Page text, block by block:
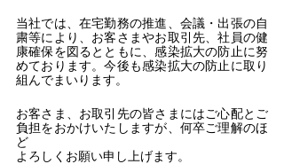
当社では、在宅勤務の推進、会議・出張の自
粛等により、お客さまやお取引先、社員の健
康確保を図るとともに、感染拡大の防止に努
めております。今後も感染拡大の防止に取り
組んでまいります。
お客さま、お取引先の皆さまにはご心配とご
負担をおかけいたしますが、何卒ご理解のほ
ど
よろしくお願い申し上げます。